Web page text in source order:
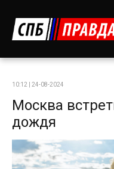
10:12 | 24-08-2024
Москва
дождя